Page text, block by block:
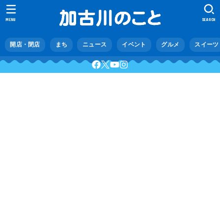
開店・閉店 まち ニュース イベント グルメ スイーツ
SEARCH
MENU